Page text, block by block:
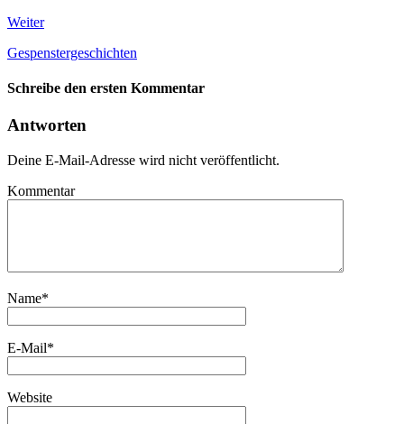
Weiter
Gespenstergeschichten
Schreibe den ersten Kommentar
Antworten
Deine E-Mail-Adresse wird nicht veröffentlicht.
Kommentar
Name*
E-Mail*
Website